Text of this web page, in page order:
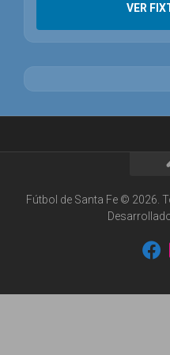
VER
Fútbol de Santa Fe © 2026.